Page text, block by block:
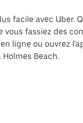
facile avec Uber.
fassiez des
ligne ou ouvrez
Beach.